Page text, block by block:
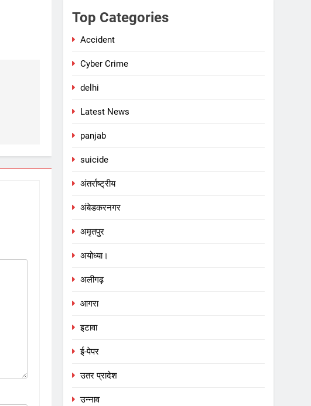
Top Categories
Accident
Cyber Crime
delhi
Latest News
panjab
suicide
अंतर्राष्ट्रीय
अंबेडकरनगर
अमृतपुर
अयोध्या।
अलीगढ़
आगरा
इटावा
ई-पेपर
उतर प्रादेश
उन्नाव